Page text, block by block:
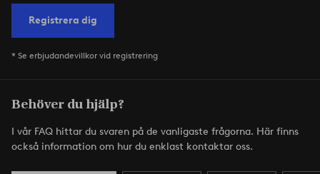
Registrera dig
* Se erbjudandevillkor vid registrering
Behöver du hjälp?
I vår FAQ hittar du svaren på de vanligaste frågorna. Här finns
också information om hur du enklast kontaktar oss.